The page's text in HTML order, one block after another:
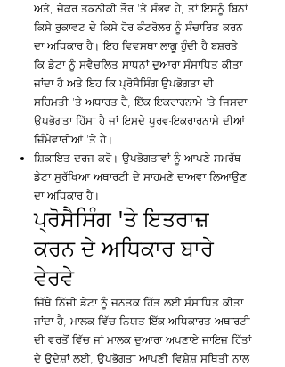
ਅਤੇ, ਜੇਕਰ ਤਕਨੀਕੀ ਤੌਰ 'ਤੇ ਸੰਭਵ ਹੈ, ਤਾਂ ਇਸਨੂੰ ਬਿਨਾਂ
ਕਿਸੇ ਰੁਕਾਵਟ ਦੇ ਕਿਸੇ ਹੋਰ ਕੰਟਰੋਲਰ ਨੂੰ ਸੰਚਾਰਿਤ ਕਰਨ
ਦਾ ਅਧਿਕਾਰ ਹੈ। ਇਹ ਵਿਵਸਥਾ ਲਾਗੂ ਹੁੰਦੀ ਹੈ ਬਸ਼ਰਤੇ
ਕਿ ਡੇਟਾ ਨੂੰ ਸਵੈਚਲਿਤ ਸਾਧਨਾਂ ਦੁਆਰਾ ਸੰਸਾਧਿਤ ਕੀਤਾ
ਜਾਂਦਾ ਹੈ ਅਤੇ ਇਹ ਕਿ ਪ੍ਰੋਸੈਸਿੰਗ ਉਪਭੋਗਤਾ ਦੀ
ਸਹਿਮਤੀ 'ਤੇ ਅਧਾਰਤ ਹੈ, ਇੱਕ ਇਕਰਾਰਨਾਮੇ 'ਤੇ ਜਿਸਦਾ
ਉਪਭੋਗਤਾ ਹਿੱਸਾ ਹੈ ਜਾਂ ਇਸਦੇ ਪੂਰਵ-ਇਕਰਾਰਨਾਮੇ ਦੀਆਂ
ਜ਼ਿੰਮੇਵਾਰੀਆਂ 'ਤੇ ਹੈ।
ਸ਼ਿਕਾਇਤ ਦਰਜ ਕਰੋ। ਉਪਭੋਗਤਾਵਾਂ ਨੂੰ ਆਪਣੇ ਸਮਰੱਥ
ਡੇਟਾ ਸੁਰੱਖਿਆ ਅਥਾਰਟੀ ਦੇ ਸਾਹਮਣੇ ਦਾਅਵਾ ਲਿਆਉਣ
ਦਾ ਅਧਿਕਾਰ ਹੈ।
ਪ੍ਰੋਸੈਸਿੰਗ 'ਤੇ ਇਤਰਾਜ਼
ਕਰਨ ਦੇ ਅਧਿਕਾਰ ਬਾਰੇ
ਵੇਰਵੇ
ਜਿੱਥੇ ਨਿੱਜੀ ਡੇਟਾ ਨੂੰ ਜਨਤਕ ਹਿੱਤ ਲਈ ਸੰਸਾਧਿਤ ਕੀਤਾ
ਜਾਂਦਾ ਹੈ, ਮਾਲਕ ਵਿੱਚ ਨਿਯਤ ਇੱਕ ਅਧਿਕਾਰਤ ਅਥਾਰਟੀ
ਦੀ ਵਰਤੋਂ ਵਿੱਚ ਜਾਂ ਮਾਲਕ ਦੁਆਰਾ ਅਪਣਾਏ ਜਾਇਜ਼ ਹਿੱਤਾਂ
ਦੇ ਉਦੇਸ਼ਾਂ ਲਈ, ਉਪਭੋਗਤਾ ਆਪਣੀ ਵਿਸ਼ੇਸ਼ ਸਥਿਤੀ ਨਾਲ